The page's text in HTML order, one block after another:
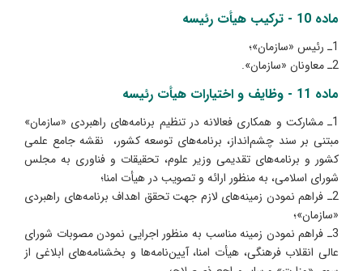
ماده 10 - ترکیب هیأت رئیسه
1ـ رئیس «سازمان»؛
2ـ معاونان «سازمان».
ماده 11 - وظایف و اختیارات هیأت رئیسه
1ـ مشارکت و همکاری فعالانه در تنظیم برنامه‌های راهبردی «سازمان»
مبتنی بر سند چشم‌انداز، برنامه‌های توسعه کشور، نقشه جامع علمی
کشور و برنامه‌های تقدیمی وزیر علوم، تحقیقات و فناوری به مجلس
شورای اسلامی، به منظور ارائه و تصویب در هیأت امنا؛
2ـ فراهم نمودن زمینه‌های لازم جهت تحقق اهداف برنامه‌های راهبردی
«سازمان»؛
3ـ فراهم نمودن زمینه مناسب به منظور اجرایی نمودن مصوبات شورای
عالی انقلاب فرهنگی، هیأت امنا، آیین‌نامه‌ها و بخشنامه‌های ابلاغی از